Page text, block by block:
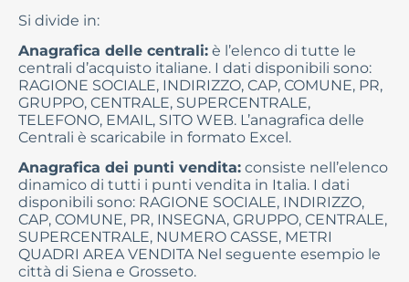
Si divide in:
Anagrafica delle centrali: è l’elenco di tutte le
centrali d’acquisto italiane. I dati disponibili sono:
RAGIONE SOCIALE, INDIRIZZO, CAP, COMUNE, PR,
GRUPPO, CENTRALE, SUPERCENTRALE,
TELEFONO, EMAIL, SITO WEB. L’anagrafica delle
Centrali è scaricabile in formato Excel.
Anagrafica dei punti vendita: consiste nell’elenco
dinamico di tutti i punti vendita in Italia. I dati
disponibili sono: RAGIONE SOCIALE, INDIRIZZO,
CAP, COMUNE, PR, INSEGNA, GRUPPO, CENTRALE,
SUPERCENTRALE, NUMERO CASSE, METRI
QUADRI AREA VENDITA Nel seguente esempio le
città di Siena e Grosseto.